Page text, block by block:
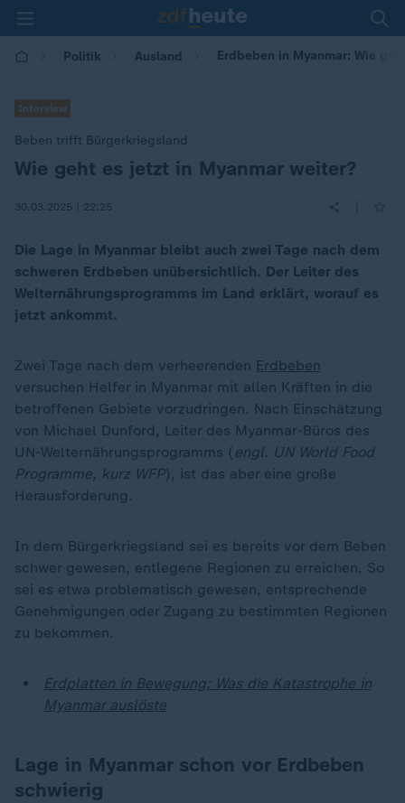
Politik Ausland Erdbeben in Myanmar: Wie
Interview
Beben trifft Bürgerkriegsland
:
Wie geht es jetzt in Myanmar weiter?
30.03.2025 | 22:25
Die Lage in Myanmar bleibt auch zwei Tage nach dem
schweren Erdbeben unübersichtlich. Der Leiter des
Welternährungsprogramms im Land erklärt, worauf es
jetzt ankommt.
Zwei Tage nach dem verheerenden Erdbeben
versuchen Helfer in Myanmar mit allen Kräften in die
betroffenen Gebiete vorzudringen. Nach Einschätzung
von Michael Dunford, Leiter des Myanmar-Büros des
UN-Welternährungsprogramms ( engl. UN World Food
Programme, kurz WFP), ist das aber eine große
Herausforderung.
In dem Bürgerkriegsland sei es bereits vor dem Beben
schwer gewesen, entlegene Regionen zu erreichen. So
sei es etwa problematisch gewesen, entsprechende
Genehmigungen oder Zugang zu bestimmten Regionen
zu bekommen.
Erdplatten in Bewegung: Was die Katastrophe in
Myanmar auslöste
Lage in Myanmar schon vor Erdbeben
schwierig